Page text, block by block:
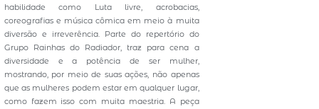
habilidade como Luta livre, acrobacias,
coreografias e música cômica em meio à muita
diversão e irreverência. Parte do repertório do
Grupo Rainhas do Radiador, traz para cena a
diversidade e a potência de ser mulher,
mostrando, por meio de suas ações, não apenas
que as mulheres podem estar em qualquer lugar,
como fazem isso com muita maestria. A peça